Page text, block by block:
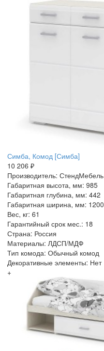
Симба, Комод [Симба]
10 206 ₽
Производитель: СтендМебель
Габаритная высота, мм: 985
Габаритная глубина, мм: 442
Габаритная ширина, мм: 1200
Вес, кг: 61
Гарантийный срок мес.: 18
Страна: Россия
Материалы: ЛДСП/МДФ
Тип комода: Обычный комод
Декоративные элементы: Нет
+